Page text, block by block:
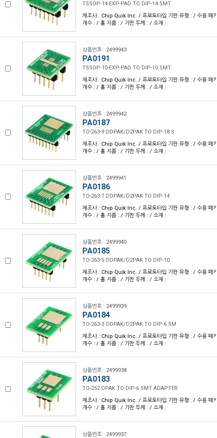
TSSOP-14-EXP-PAD TO DIP-14 SMT
제조사 : Chip Quik Inc. / 프로토타입 기판 유형 : / 수용 패
개수 : / 홀 지름 : / 기판 두께 : / 소재 :
상품번호 : 2499943
PA0191
TSSOP-10-EXP-PAD TO DIP-10 SMT
제조사 : Chip Quik Inc. / 프로토타입 기판 유형 : / 수용 패
개수 : / 홀 지름 : / 기판 두께 : / 소재 :
상품번호 : 2499942
PA0187
TO-263-9 DDPAK/D2PAK TO DIP-18 S
제조사 : Chip Quik Inc. / 프로토타입 기판 유형 : / 수용 패
개수 : / 홀 지름 : / 기판 두께 : / 소재 :
상품번호 : 2499941
PA0186
TO-263-7 DDPAK/D2PAK TO DIP-14
제조사 : Chip Quik Inc. / 프로토타입 기판 유형 : / 수용 패
개수 : / 홀 지름 : / 기판 두께 : / 소재 :
상품번호 : 2499940
PA0185
TO-263-5 DDPAK/D2PAK TO DIP-10
제조사 : Chip Quik Inc. / 프로토타입 기판 유형 : / 수용 패
개수 : / 홀 지름 : / 기판 두께 : / 소재 :
상품번호 : 2499939
PA0184
TO-263-3 DDPAK/D2PAK TO DIP-6 SM
제조사 : Chip Quik Inc. / 프로토타입 기판 유형 : / 수용 패
개수 : / 홀 지름 : / 기판 두께 : / 소재 :
상품번호 : 2499938
PA0183
TO-252 DPAK TO DIP-6 SMT ADAPTER
제조사 : Chip Quik Inc. / 프로토타입 기판 유형 : / 수용 패
개수 : / 홀 지름 : / 기판 두께 : / 소재 :
상품번호 : 2499937